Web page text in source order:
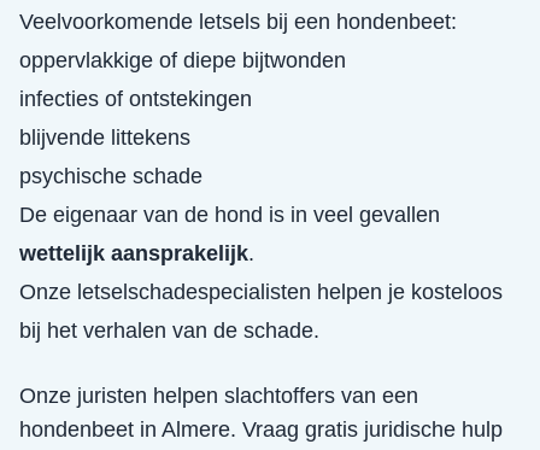
Veelvoorkomende letsels bij een hondenbeet:
oppervlakkige of diepe bijtwonden
infecties of ontstekingen
blijvende littekens
psychische schade
De eigenaar van de hond is in veel gevallen
wettelijk aansprakelijk.
Onze letselschadespecialisten helpen je kosteloos
bij het verhalen van de schade.
Onze juristen helpen slachtoffers van een
hondenbeet in Almere. Vraag gratis juridische hulp